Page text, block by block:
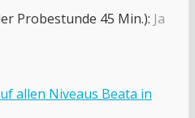
Probestunde 45 Min.): Ja